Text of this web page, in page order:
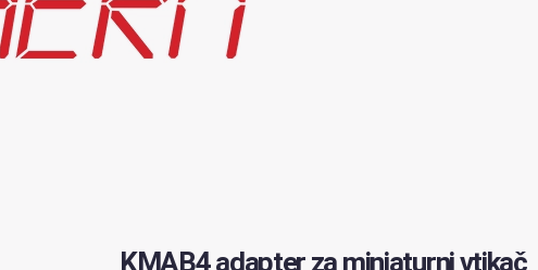
KMAB4 adapter za miniaturni vtikač